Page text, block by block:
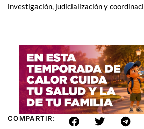
investigación, judicialización y
COMPARTIR: